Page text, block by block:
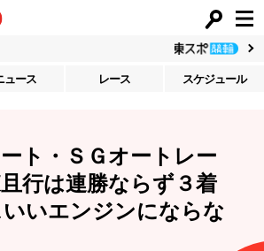
ュース レース スケジュール
ート・ＳＧオートレー
行は連勝ならず３着
いいエンジンにならな